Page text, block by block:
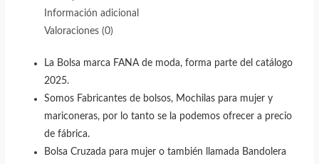
Información adicional
Valoraciones (0)
La Bolsa marca FANA de moda, forma parte del catálogo
2025.
Somos Fabricantes de bolsos, Mochilas para mujer y
mariconeras, por lo tanto se la podemos ofrecer a precio
de fábrica.
Bolsa Cruzada para mujer o también llamada Bandolera